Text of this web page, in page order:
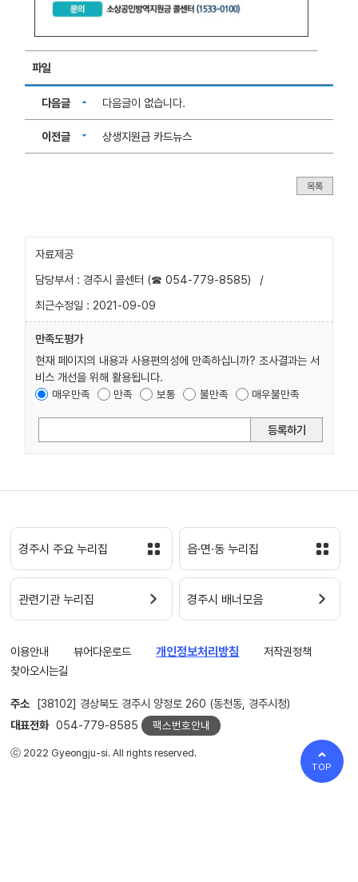
파일
다음글 다음글이 없습니다.
이전글 상생지원금 카드뉴스
목록
자료제공
담당부서 : 경주시 콜센터 (☎ 054-779-8585)
/
최근수정일 : 2021-09-09
만족도평가
현재 페이지의 내용과 사용편의성에 만족하십니까? 조사결과는 서
비스 개선을 위해 활용됩니다.
매우만족 만족 보통 불만족 매우불만족
등록하기
경주시 주요 누리집 읍·면·동 누리집
관련기관 누리집 경주시 배너모음
이용안내 뷰어다운로드 개인정보처리방침
저작권정책
찾아오시는길
주소 [38102] 경상북도 경주시 양정로 260 (동천동, 경주시청)
대표전화 054-779-8585 팩스번호안내
ⓒ 2022 Gyeongju-si. All rights reserved.
TOP